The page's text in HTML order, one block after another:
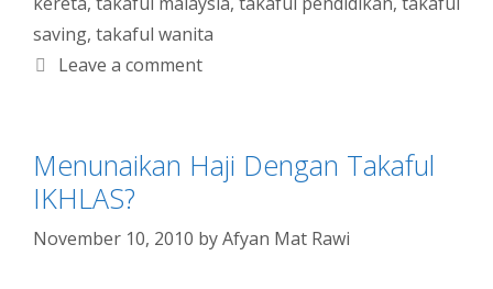
saving, takaful wanita
Leave a comment
Menunaikan Haji Dengan Takaful
IKHLAS?
November 10, 2010 byAfyan Mat Rawi